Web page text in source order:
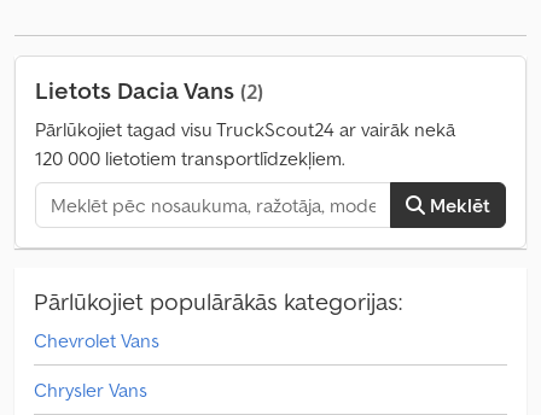
Lietots Dacia Vans (2)
Pārlūkojiet tagad visu TruckScout24 ar vairāk nekā
120 000 lietotiem transportlīdzekļiem.
Meklēt
Pārlūkojiet populārākās kategorijas:
Chevrolet Vans
Chrysler Vans